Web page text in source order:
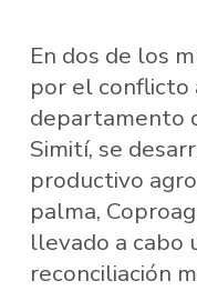
En dos de los
por el conflicto
departamento
Simití, se
productivo
palma,
llevado a cabo
reconciliación